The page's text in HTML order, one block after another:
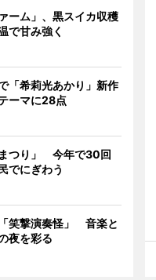
ーム」、黒スイカ収穫
で甘み強く
「希莉光あかり」新作
ーマに28点
つり」 今年で30回
でにぎわう
笑撃演奏怪」 音楽と
夜を彩る